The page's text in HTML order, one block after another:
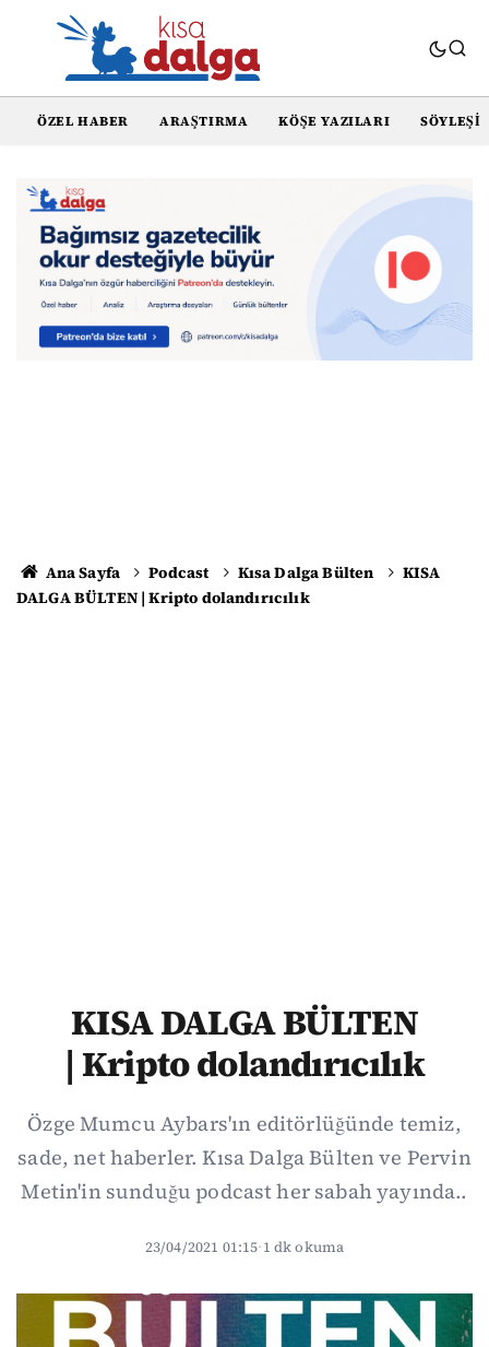
ÖZEL HABER ARAŞTIRMA KÖŞE YAZILARI SÖYLEŞI
Ana Sayfa Podcast Kısa Dalga Bülten
KISA
DALGA BÜLTEN | Kripto dolandırıcılık
KISA DALGA BÜLTEN
| Kripto dolandırıcılık
Özge Mumcu Aybars'ın editörlüğünde temiz,
sade, net haberler. Kısa Dalga Bülten ve Pervin
Metin'in sunduğu podcast her sabah yayında..
23/04/2021 01:15·1 dk okuma